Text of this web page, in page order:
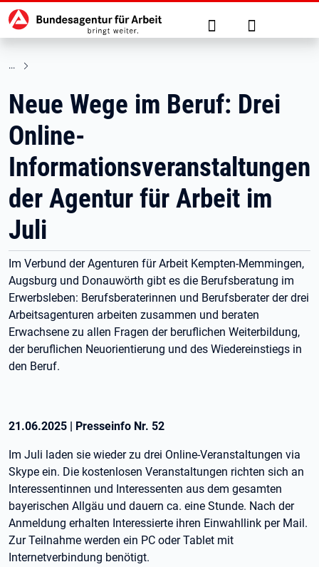
zu den Hauptinhalten springen
Hauptnavigation Suche Anmelden
Neue Wege im Beruf: Drei
Online-
Informationsveranstaltungen
der Agentur für Arbeit im
Juli
Im Verbund der Agenturen für Arbeit Kempten-Memmingen,
Augsburg und Donauwörth gibt es die Berufsberatung im
Erwerbsleben: Berufsberaterinnen und Berufsberater der drei
Arbeitsagenturen arbeiten zusammen und beraten
Erwachsene zu allen Fragen der beruflichen Weiterbildung,
der beruflichen Neuorientierung und des Wiedereinstiegs in
den Beruf.
21.06.2025 | Presseinfo Nr. 52
Im Juli laden sie wieder zu drei Online-Veranstaltungen via
Skype ein. Die kostenlosen Veranstaltungen richten sich an
Interessentinnen und Interessenten aus dem gesamten
bayerischen Allgäu und dauern ca. eine Stunde. Nach der
Anmeldung erhalten Interessierte ihren Einwahllink per Mail.
Zur Teilnahme werden ein PC oder Tablet mit
Internetverbindung benötigt.